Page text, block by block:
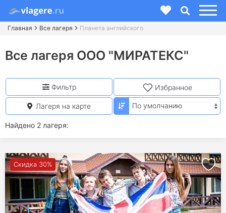
Главная Все лагеря Планета английского
Все лагеря ООО "МИРАТЕКС"
Найдено 2 лагеря:
Фильтр Избранное
Лагеря на карте
Скидка 30%